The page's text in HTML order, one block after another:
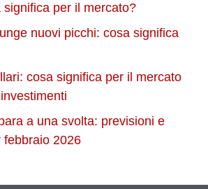
per il mercato?
nuovi picchi: cosa significa
cosa significa per il mercato
a una svolta: previsioni e
febbraio 2026